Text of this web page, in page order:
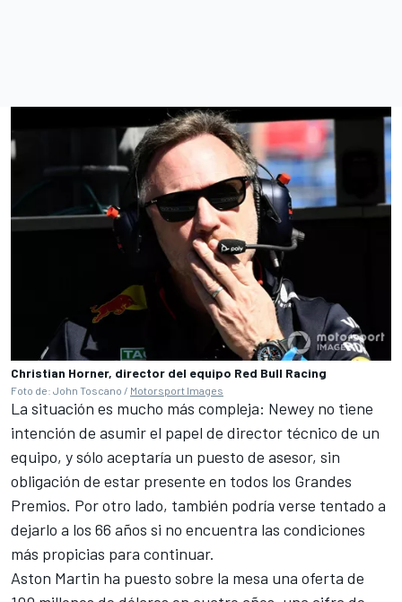
Christian Horner, director del equipo Red Bull Racing
Foto de: John Toscano / Motorsport Images
La situación es mucho más compleja: Newey no tiene
intención de asumir el papel de director técnico de un
equipo, y sólo aceptaría un puesto de asesor, sin
obligación de estar presente en todos los Grandes
Premios. Por otro lado, también podría verse tentado a
dejarlo a los 66 años si no encuentra las condiciones
más propicias para continuar.
Aston Martin ha puesto sobre la mesa una oferta de